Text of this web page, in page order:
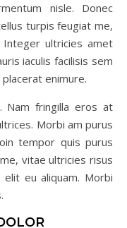
nisle. Donec
turpis feugiat me,
ultricies amet
iaculis facilisis sem
enimure.
Nam fringilla eros at
Morbi am purus
tempor quis purus
vitae ultricies risus
eu aliquam. Morbi